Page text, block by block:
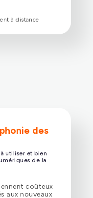
(LDAP, CardDAV)
des
utiliser et bien
de la
coûteux
aux nouveaux